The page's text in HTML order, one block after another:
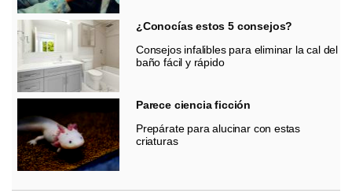
¿Conocías estos 5 consejos?
Consejos infalibles para eliminar la cal del
baño fácil y rápido
Parece ciencia ficción
Prepárate para alucinar con estas
criaturas